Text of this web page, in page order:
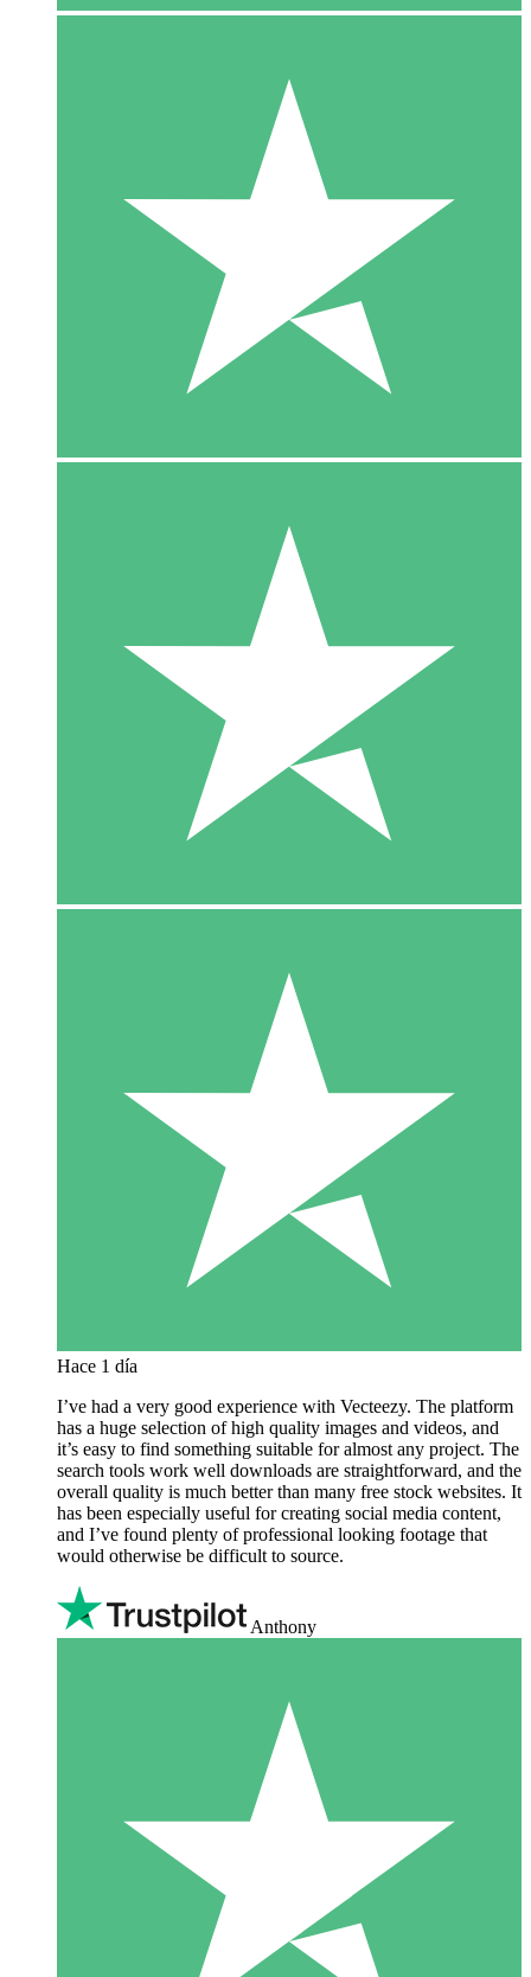
Hace 1 día
I’ve had a very good experience with Vecteezy. The platform
has a huge selection of high quality images and videos, and
it’s easy to find something suitable for almost any project. The
search tools work well downloads are straightforward, and the
overall quality is much better than many free stock websites. It
has been especially useful for creating social media content,
and I’ve found plenty of professional looking footage that
would otherwise be difficult to source.
Anthony